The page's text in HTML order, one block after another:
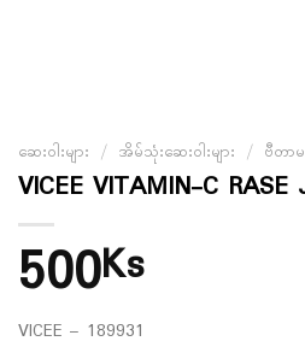
ဆေးဝါးများ / အိမ်သုံးဆေးဝါးများ / ဗီတာ
VICEE VITAMIN-C RASE
500Ks
VICEE – 189931